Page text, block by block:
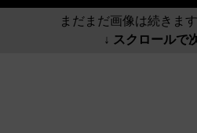
まだまだ画像は続きま
↓ スクロールで